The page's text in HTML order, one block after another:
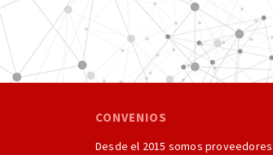
$13
hasta
CONVENIOS
Desde el 2015 somos proveedores